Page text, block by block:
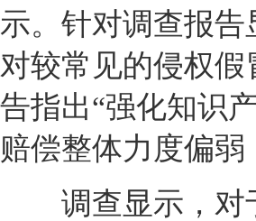
示。针对调查报
对较常见的侵权
告指出“强化知识
赔偿整体力度偏
调查显示，对于